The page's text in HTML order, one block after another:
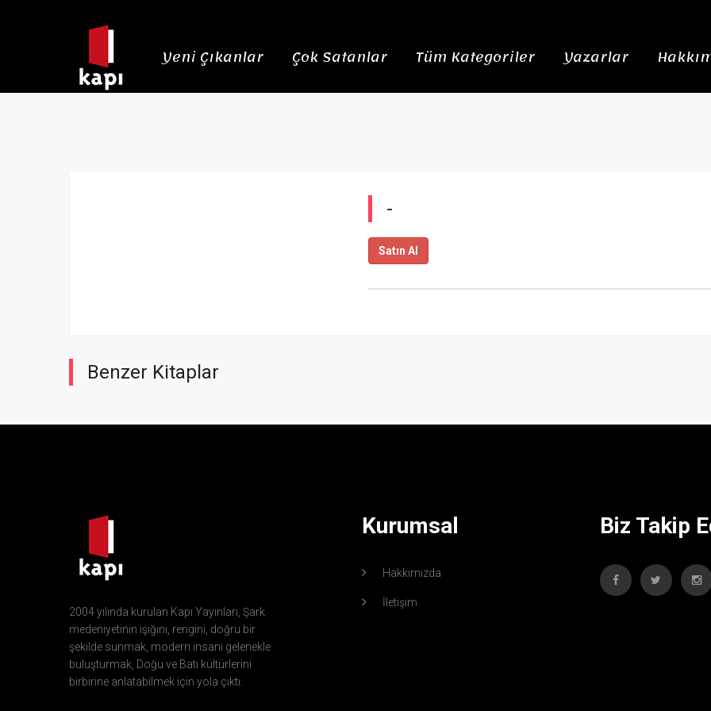
Yeni Çıkanlar Çok Satanlar Tüm Kategoriler Yazarlar
-
Satın Al
Benzer Kitaplar
2004 yılında kurulan Kapı Yayınları, Şark
medeniyetinin ışığını, rengini, doğru bir
şekilde sunmak, modern insanı gelenekle
buluşturmak, Doğu ve Batı kültürlerini
birbirine anlatabilmek için yola çıktı.
Kurumsal
Hakkımızda
İletişim
Biz Takip